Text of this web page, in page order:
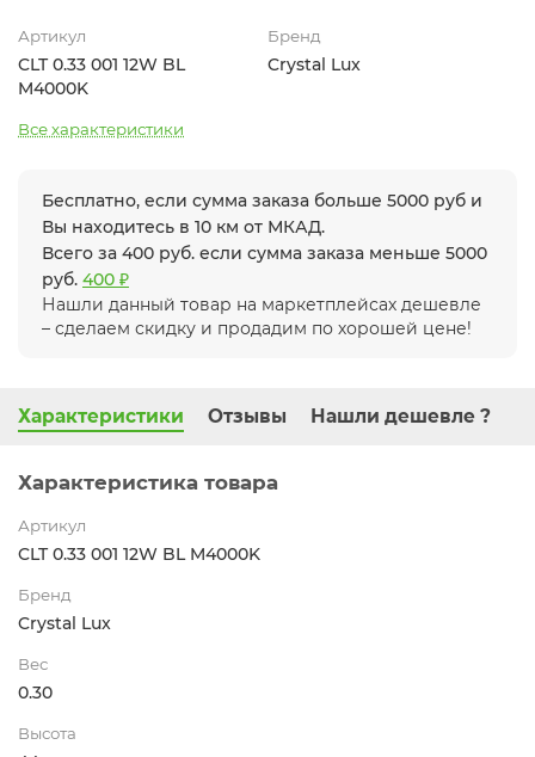
Артикул
CLT 0.33 001 12W BL
M4000K
Бренд
Crystal Lux
Все характеристики
Бесплатно, если сумма заказа больше 5000 руб и
Вы находитесь в 10 км от МКАД.
Всего за 400 руб. если сумма заказа меньше 5000
руб. 400 ₽
Нашли данный товар на маркетплейсах дешевле
– сделаем скидку и продадим по хорошей цене!
Характеристики Отзывы Нашли дешевле ?
Характеристика товара
Артикул
CLT 0.33 001 12W BL M4000K
Бренд
Crystal Lux
Вес
0.30
Высота